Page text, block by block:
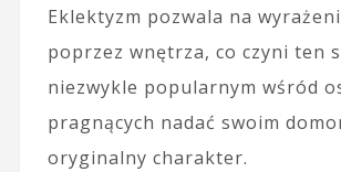
Eklektyzm pozwala na
poprzez wnętrza, co czyni ten
niezwykle popularnym wśród
pragnących nadać swoim
oryginalny charakter.